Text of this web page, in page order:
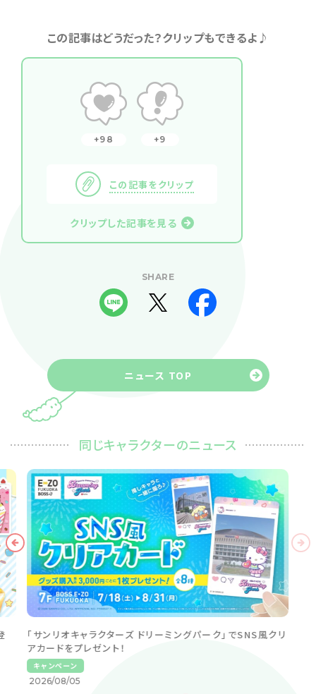
この記事はどうだった？クリップもできるよ♪
98 9
この記事をクリップ
クリップした記事を見る
SHARE
ニュース TOP
同じキャラクターのニュース
「サンリオキャラクターズ ドリーミングパーク」でSNS風クリ
アカードをプレゼント！
キャンペーン
2026/08/05